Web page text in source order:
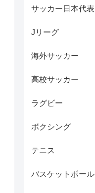
サッカー日本代表
Jリーグ
海外サッカー
高校サッカー
ラグビー
ボクシング
テニス
バスケットボール